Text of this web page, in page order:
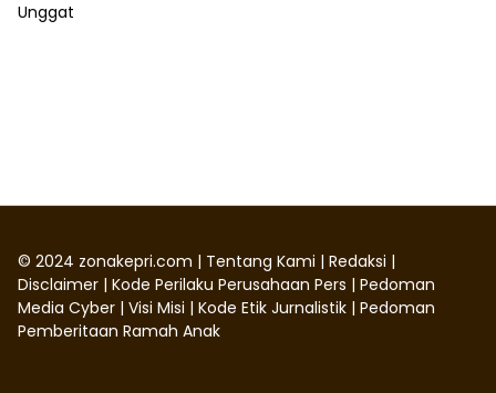
© 2024 zonakepri.com | Tentang Kami | Redaksi |
Disclaimer | Kode Perilaku Perusahaan Pers | Pedoman
Media Cyber | Visi Misi | Kode Etik Jurnalistik | Pedoman
Pemberitaan Ramah Anak